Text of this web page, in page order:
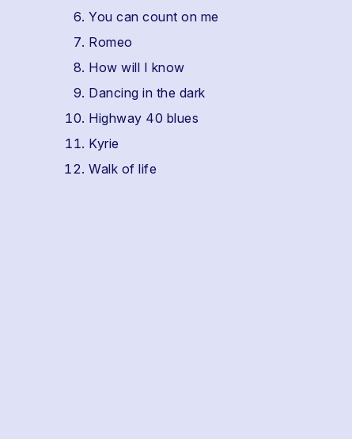
You can count on me
Romeo
How will I know
Dancing in the dark
Highway 40 blues
Kyrie
Walk of life